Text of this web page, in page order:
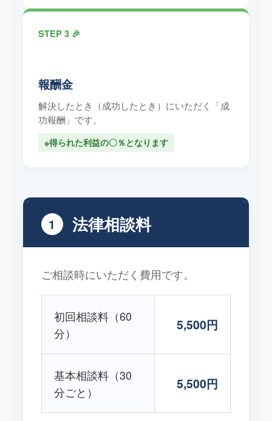
STEP 3 🎉
報酬金
解決したとき（成功したとき）にいただく「成
功報酬」です。
※得られた利益の〇％となります
1 法律相談料
ご相談時にいただく費用です。
初回相談料（60
分）
5,500円
基本相談料（30
分ごと）
5,500円